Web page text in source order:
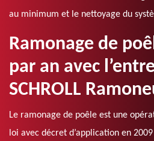
au minimum et le nettoyage du
Ramonage de
par an avec
SCHROLL
Le ramonage de poêle est une
loi avec décret d’application en